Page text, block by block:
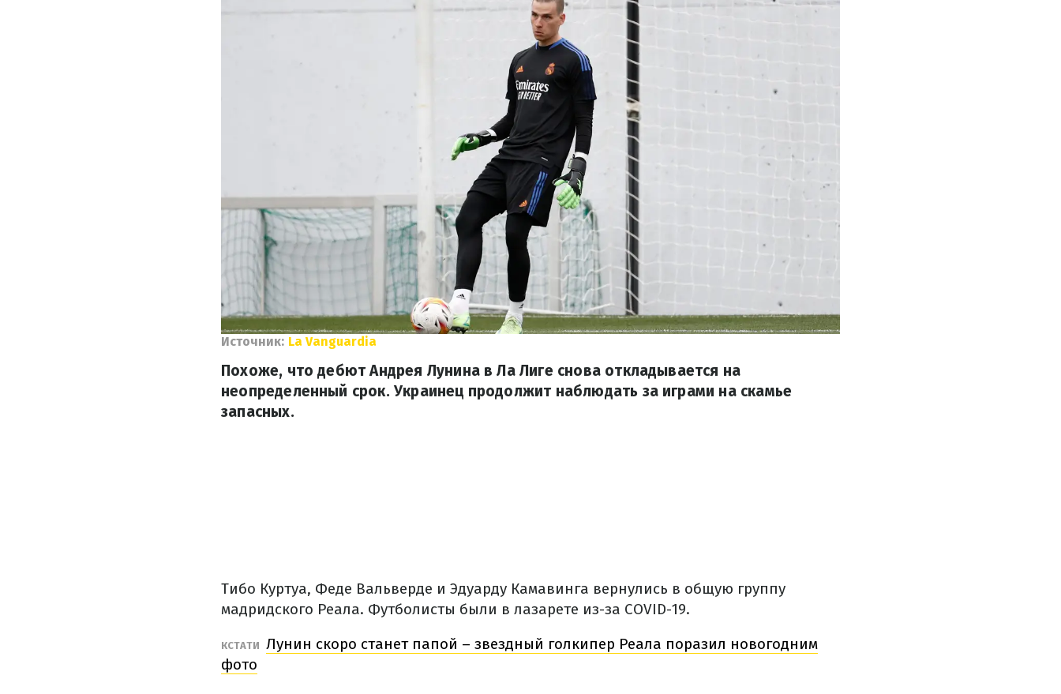
Источник: La Vanguardia
Похоже, что дебют Андрея Лунина в Ла Лиге снова откладывается на
неопределенный срок. Украинец продолжит наблюдать за играми на скамье
запасных.
Тибо Куртуа, Феде Вальверде и Эдуарду Камавинга вернулись в общую группу
мадридского Реала. Футболисты были в лазарете из-за COVID-19.
КСТАТИ Лунин скоро станет папой – звездный голкипер Реала поразил новогодним
фото